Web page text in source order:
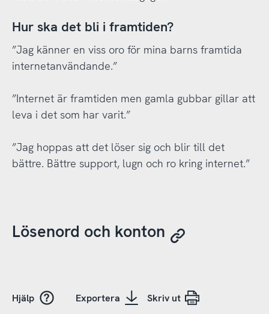
Hur ska det bli i framtiden?
”Jag känner en viss oro för mina barns framtida
internetanvändande.”
”Internet är framtiden men gamla gubbar gillar att
leva i det som har varit.”
”Jag hoppas att det löser sig och blir till det
bättre. Bättre support, lugn och ro kring internet.”
Lösenord och konton
Hjälp Exportera Skriv ut